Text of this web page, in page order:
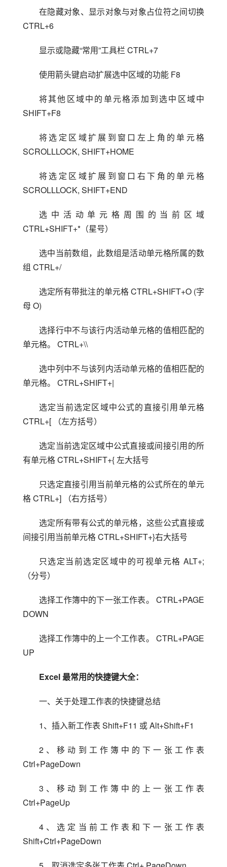
在隐藏对象、显示对象与对象占位符之间切换
CTRL+6
显示或隐藏“常用”工具栏 CTRL+7
使用箭头键启动扩展选中区域的功能 F8
将其他区域中的单元格添加到选中区域中
SHIFT+F8
将选定区域扩展到窗口左上角的单元格
SCROLLLOCK, SHIFT+HOME
将选定区域扩展到窗口右下角的单元格
SCROLLLOCK, SHIFT+END
选中活动单元格周围的当前区域
CTRL+SHIFT+*（星号）
选中当前数组，此数组是活动单元格所属的数
组 CTRL+/
选定所有带批注的单元格 CTRL+SHIFT+O (字
母 O)
选择行中不与该行内活动单元格的值相匹配的
单元格。 CTRL+\\
选中列中不与该列内活动单元格的值相匹配的
单元格。 CTRL+SHIFT+|
选定当前选定区域中公式的直接引用单元格
CTRL+[ （左方括号）
选定当前选定区域中公式直接或间接引用的所
有单元格 CTRL+SHIFT+{ 左大括号
只选定直接引用当前单元格的公式所在的单元
格 CTRL+] （右方括号）
选定所有带有公式的单元格，这些公式直接或
间接引用当前单元格 CTRL+SHIFT+}右大括号
只选定当前选定区域中的可视单元格 ALT+;
（分号）
选择工作簿中的下一张工作表。 CTRL+PAGE
DOWN
选择工作簿中的上一个工作表。 CTRL+PAGE
UP
Excel 最常用的快捷键大全：
一、关于处理工作表的快捷键总结
1、插入新工作表 Shift+F11 或 Alt+Shift+F1
2、移动到工作簿中的下一张工作表
Ctrl+PageDown
3、移动到工作簿中的上一张工作表
Ctrl+PageUp
4、选定当前工作表和下一张工作表
Shift+Ctrl+PageDown